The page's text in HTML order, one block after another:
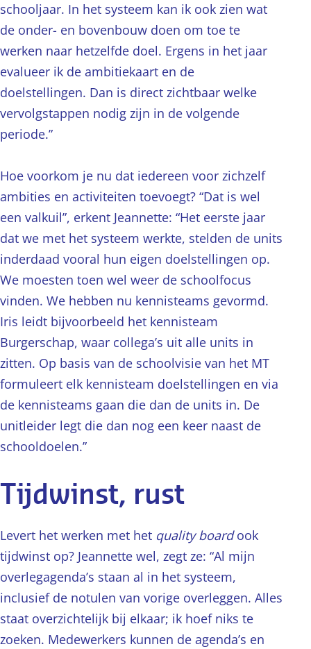
schooljaar. In het systeem kan ik ook zien wat
de onder- en bovenbouw doen om toe te
werken naar hetzelfde doel. Ergens in het jaar
evalueer ik de ambitiekaart en de
doelstellingen. Dan is direct zichtbaar welke
vervolgstappen nodig zijn in de volgende
periode.”
Hoe voorkom je nu dat iedereen voor zichzelf
ambities en activiteiten toevoegt? “Dat is wel
een valkuil”, erkent Jeannette: “Het eerste jaar
dat we met het systeem werkte, stelden de units
inderdaad vooral hun eigen doelstellingen op.
We moesten toen wel weer de schoolfocus
vinden. We hebben nu kennisteams gevormd.
Iris leidt bijvoorbeeld het kennisteam
Burgerschap, waar collega’s uit alle units in
zitten. Op basis van de schoolvisie van het MT
formuleert elk kennisteam doelstellingen en via
de kennisteams gaan die dan de units in. De
unitleider legt die dan nog een keer naast de
schooldoelen.”
Tijdwinst, rust
Levert het werken met het quality boardook
tijdwinst op? Jeannette wel, zegt ze: “Al mijn
overlegagenda’s staan al in het systeem,
inclusief de notulen van vorige overleggen. Alles
staat overzichtelijk bij elkaar; ik hoef niks te
zoeken. Medewerkers kunnen de agenda’s en